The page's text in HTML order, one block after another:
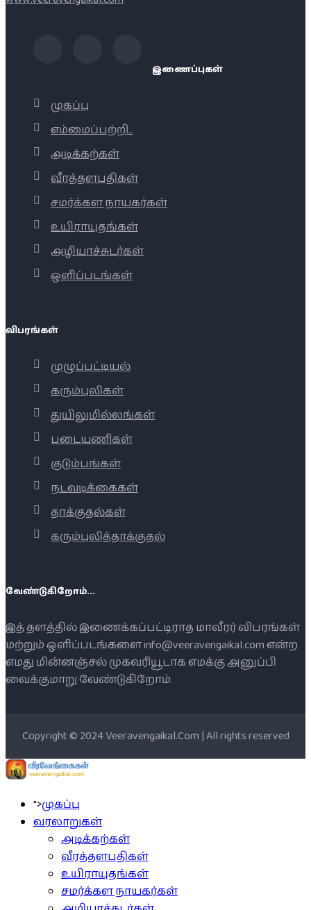
இணைப்புகள்
முகப்பு
எம்மைப்பற்றி..
அடிக்கற்கள்
வீரத்தளபதிகள்
சமர்க்கள நாயகர்கள்
உயிராயுதங்கள்
அழியாச்சுடர்கள்
ஒளிப்படங்கள்
விபரங்கள்
முழுப்பட்டியல்
கரும்புலிகள்
துயிலுமில்லங்கள்
படையணிகள்
குடும்பங்கள்
நடவடிக்கைகள்
தாக்குதல்கள்
கரும்புலித்தாக்குதல்
வேண்டுகிறோம்...
இத் தளத்தில் இணைக்கப்பட்டிராத மாவீரர் விபரங்கள்
மற்றும் ஒளிப்படங்களை info@veeravengaikal.com என்ற
எமது மின்னஞ்சல் முகவரியூடாக எமக்கு அனுப்பி
வைக்குமாறு வேண்டுகிறோம்.
Copyright © 2024 Veeravengaikal.Com | All rights reserved
">முகப்பு
வரலாறுகள்
அடிக்கற்கள்
வீரத்தளபதிகள்
உயிராயுதங்கள்
சமர்க்கள நாயகர்கள்